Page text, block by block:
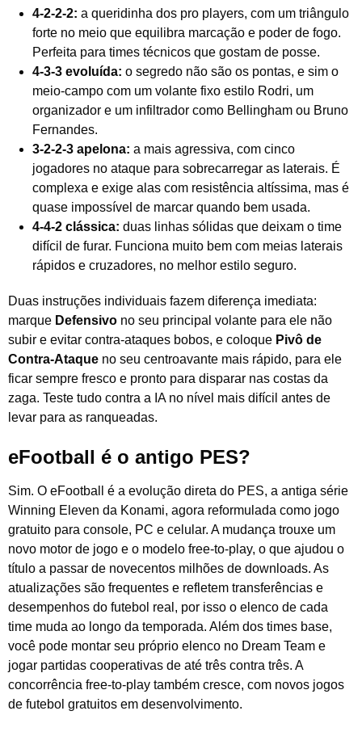
4-2-2-2: a queridinha dos pro players, com um triângulo
forte no meio que equilibra marcação e poder de fogo.
Perfeita para times técnicos que gostam de posse.
4-3-3 evoluída: o segredo não são os pontas, e sim o
meio-campo com um volante fixo estilo Rodri, um
organizador e um infiltrador como Bellingham ou Bruno
Fernandes.
3-2-2-3 apelona: a mais agressiva, com cinco
jogadores no ataque para sobrecarregar as laterais. É
complexa e exige alas com resistência altíssima, mas é
quase impossível de marcar quando bem usada.
4-4-2 clássica: duas linhas sólidas que deixam o time
difícil de furar. Funciona muito bem com meias laterais
rápidos e cruzadores, no melhor estilo seguro.
Duas instruções individuais fazem diferença imediata:
marque Defensivo no seu principal volante para ele não
subir e evitar contra-ataques bobos, e coloque Pivô de
Contra-Ataque no seu centroavante mais rápido, para ele
ficar sempre fresco e pronto para disparar nas costas da
zaga. Teste tudo contra a IA no nível mais difícil antes de
levar para as ranqueadas.
eFootball é o antigo PES?
Sim. O eFootball é a evolução direta do PES, a antiga série
Winning Eleven da Konami, agora reformulada como jogo
gratuito para console, PC e celular. A mudança trouxe um
novo motor de jogo e o modelo free-to-play, o que ajudou o
título a passar de novecentos milhões de downloads. As
atualizações são frequentes e refletem transferências e
desempenhos do futebol real, por isso o elenco de cada
time muda ao longo da temporada. Além dos times base,
você pode montar seu próprio elenco no Dream Team e
jogar partidas cooperativas de até três contra três. A
concorrência free-to-play também cresce, com novos jogos
de futebol gratuitos em desenvolvimento.